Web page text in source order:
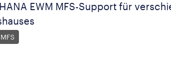
EWM MFS-Support für